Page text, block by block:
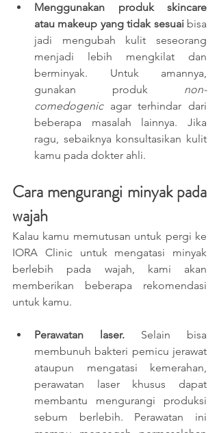
Menggunakan produk skincare
atau makeup yang tidak sesuai bisa
jadi mengubah kulit seseorang
menjadi lebih mengkilat dan
berminyak. Untuk amannya,
gunakan produk non-
comedogenic agar terhindar dari
beberapa masalah lainnya. Jika
ragu, sebaiknya konsultasikan kulit
kamu pada dokter ahli.
Cara mengurangi minyak pada
wajah
Kalau kamu memutusan untuk pergi ke
IORA Clinic untuk mengatasi minyak
berlebih pada wajah, kami akan
memberikan beberapa rekomendasi
untuk kamu.
Perawatan laser. Selain bisa
membunuh bakteri pemicu jerawat
ataupun mengatasi kemerahan,
perawatan laser khusus dapat
membantu mengurangi produksi
sebum berlebih. Perawatan ini